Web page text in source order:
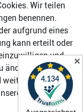
- 17:00 Uhr
- 17:00 Uhr
- 17:00 Uhr
- 17:00 Uhr
- 19:00 Uhr
- 17:00 Uhr
Wir teilen
benennen.
aufgrund eines
kann erteilt oder
und
ändern oder zu
weitere Hinweise
Daten­
✕